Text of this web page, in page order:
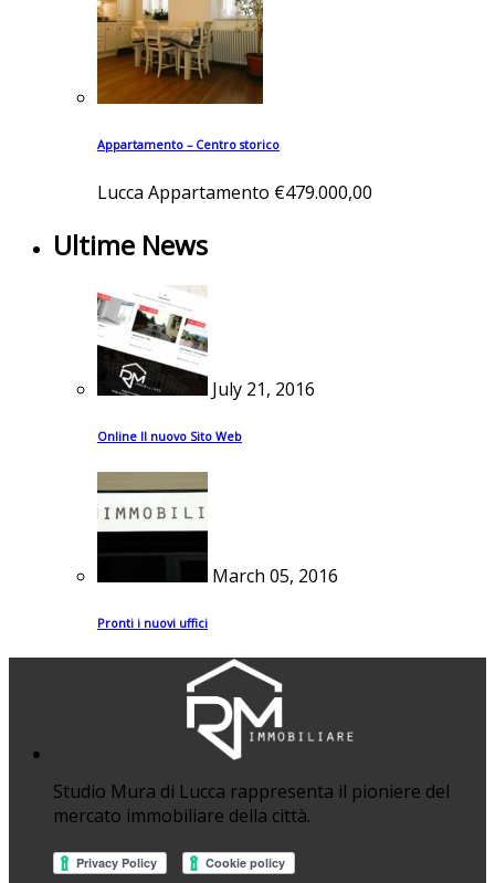
Appartamento – Centro storico
Lucca Appartamento €479.000,00
Ultime News
July 21, 2016
Online Il nuovo Sito Web
March 05, 2016
Pronti i nuovi uffici
Studio Mura di Lucca rappresenta il pioniere del
mercato immobiliare della città.